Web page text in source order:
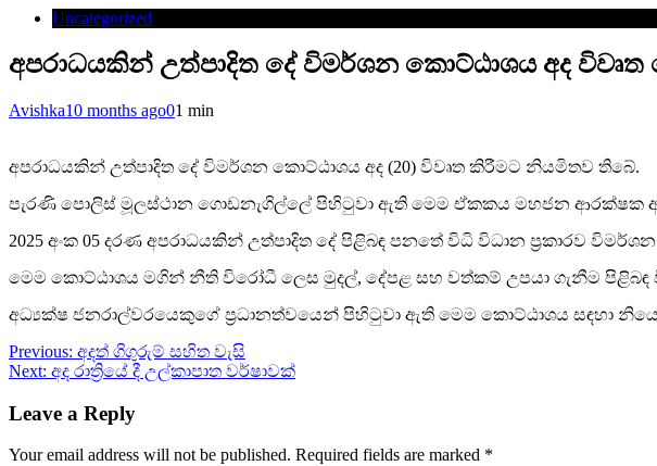
Uncategorized
අපරාධයකින් උත්පාදිත දේ විමර්ශන කොට්ඨාශය අද විවෘත
Avishka10 months ago01 min
අපරාධයකින් උත්පාදිත දේ විමර්ශන කොට්ඨාශය අද (20) විවෘත කිරීමට නියමිතව තිබේ.
පැරණි පොලිස් මූලස්ථාන ගොඩනැගිල්ලේ පිහිටුවා ඇති මෙම ඒකකය මහජන ආරක්ෂක
2025 අංක 05 දරණ අපරාධයකින් උත්පාදිත දේ පිළිබඳ පනතේ විධි විධාන ප්‍රකාරව
මෙම කොට්ඨාශය මගින් නීති විරෝධී ලෙස මුදල්, දේපළ සහ වත්කම් උපයා ගැනීම පිළිබඳ
අධ්‍යක්ෂ ජනරාල්වරයෙකුගේ ප්‍රධානත්වයෙන් පිහිටුවා ඇති මෙම කොට්ඨාශය සඳහා
Post
navigation
Previous: අදත් ගිගුරුම් සහිත වැසි
Next: අද රාත්‍රියේ දී උල්කාපාත වර්ෂාවක්
Leave a Reply
Your email address will not be published. Required fields are marked *